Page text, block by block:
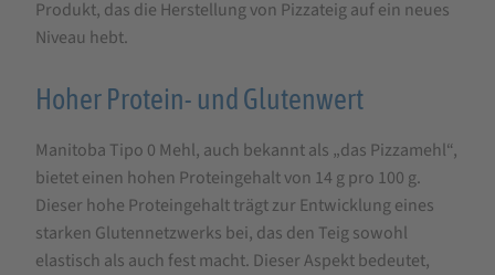
Weizenmehl
0,
Pizzamehl
Produkt, das die Herstellung von Pizzateig auf ein neues
Niveau hebt.
Hoher Protein- und Glutenwert
Manitoba Tipo 0 Mehl, auch bekannt als „das Pizzamehl“,
bietet einen hohen Proteingehalt von 14 g pro 100 g.
Dieser hohe Proteingehalt trägt zur Entwicklung eines
starken Glutennetzwerks bei, das den Teig sowohl
elastisch als auch fest macht. Dieser Aspekt bedeutet,